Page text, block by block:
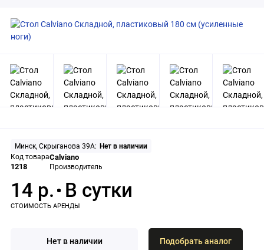
Минск, Скрыганова 39А: Нет в наличии
Код товара
1218
Calviano
Производитель
14 р.
Нет в наличии Подобрать аналог